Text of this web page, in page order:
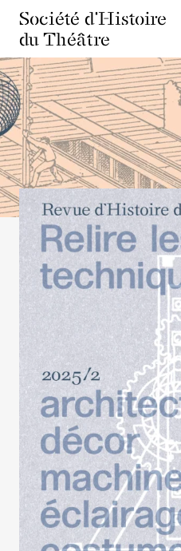
Société d'Histoire
du Théâtre